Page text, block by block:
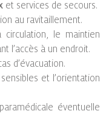
et services de secours.
au ravitaillement.
circulation, le maintien
l’accès à un endroit.
d’évacuation.
et l’orientation
éventuelle